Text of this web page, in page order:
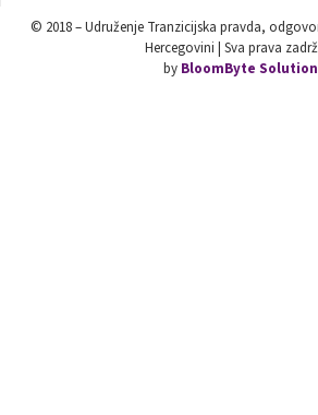
© 2018 – Udruženje Tranzicijska pravda,
Hercegovini | Sva prava
by BloomByte